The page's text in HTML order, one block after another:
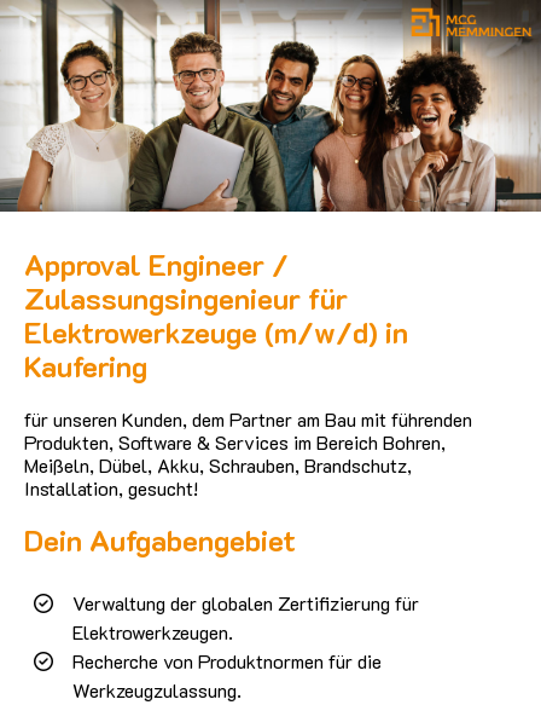
Approval Engineer /
Zulassungsingenieur für
Elektrowerkzeuge (m/w/d) in
Kaufering
für unseren Kunden, dem Partner am Bau mit führenden
Produkten, Software & Services im Bereich Bohren,
Meißeln, Dübel, Akku, Schrauben, Brandschutz,
Installation, gesucht!
Dein Aufgabengebiet
Verwaltung der globalen Zertifizierung für
Elektrowerkzeugen.
Recherche von Produktnormen für die
Werkzeugzulassung.